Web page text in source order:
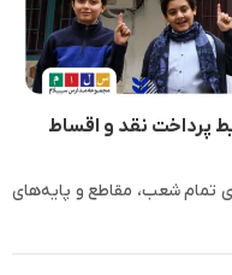
تمام شعب، مقاطع و پایه‌های